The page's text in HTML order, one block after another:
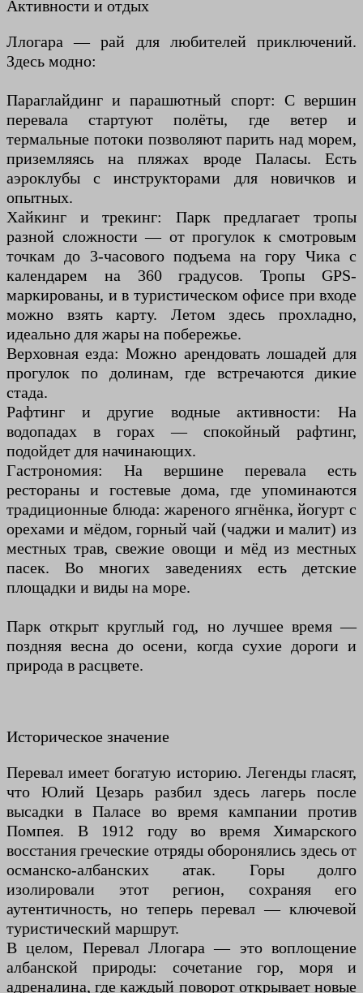
Активности и отдых
Ллогара — рай для любителей приключений.
Здесь модно:
Параглайдинг и парашютный спорт: С вершин
перевала стартуют полёты, где ветер и
термальные потоки позволяют парить над морем,
приземляясь на пляжах вроде Паласы. Есть
аэроклубы с инструкторами для новичков и
опытных.
Хайкинг и трекинг: Парк предлагает тропы
разной сложности — от прогулок к смотровым
точкам до 3-часового подъема на гору Чика с
календарем на 360 градусов. Тропы GPS-
маркированы, и в туристическом офисе при входе
можно взять карту. Летом здесь прохладно,
идеально для жары на побережье.
Верховная езда: Можно арендовать лошадей для
прогулок по долинам, где встречаются дикие
стада.
Рафтинг и другие водные активности: На
водопадах в горах — спокойный рафтинг,
подойдет для начинающих.
Гастрономия: На вершине перевала есть
рестораны и гостевые дома, где упоминаются
традиционные блюда: жареного ягнёнка, йогурт с
орехами и мёдом, горный чай (чаджи и малит) из
местных трав, свежие овощи и мёд из местных
пасек. Во многих заведениях есть детские
площадки и виды на море.
Парк открыт круглый год, но лучшее время —
поздняя весна до осени, когда сухие дороги и
природа в расцвете.
Историческое значение
Перевал имеет богатую историю. Легенды гласят,
что Юлий Цезарь разбил здесь лагерь после
высадки в Паласе во время кампании против
Помпея. В 1912 году во время Химарского
восстания греческие отряды оборонялись здесь от
османско-албанских атак. Горы долго
изолировали этот регион, сохраняя его
аутентичность, но теперь перевал — ключевой
туристический маршрут.
В целом, Перевал Ллогара — это воплощение
албанской природы: сочетание гор, моря и
адреналина, где каждый поворот открывает новые